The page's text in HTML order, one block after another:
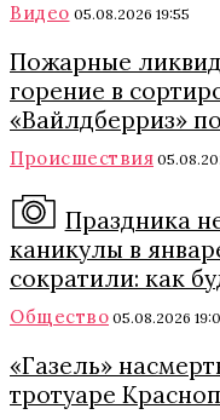
Видео 05.08.2026 19:55
Пожарные
горение в
«Вайлдберриз»
Происшествия
Праздника
каникулы в
сократили: как
Общество 05.08.2026
«Газель»
тротуаре